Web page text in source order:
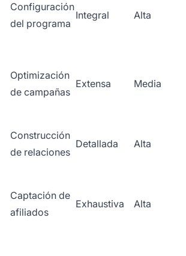
Configuración
del programa
Integral Alta
Optimización
de campañas
Extensa Media
Construcción
de relaciones
Detallada Alta
Captación de
afiliados
Exhaustiva Alta